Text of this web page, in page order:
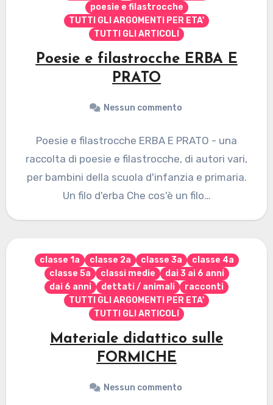
poesie e filastrocche
TUTTI GLI ARGOMENTI PER ETA'
TUTTI GLI ARTICOLI
Poesie e filastrocche ERBA E
PRATO
Nessun commento
Poesie e filastrocche ERBA E PRATO - una
raccolta di poesie e filastrocche, di autori vari,
per bambini della scuola d'infanzia e primaria.
Un filo d'erba Che cos'è un filo…
classe 1a classe 2a classe 3a
classe 4a
classe 5a
classi medie
dai 3 ai 6 anni
dai 6 anni
dettati / animali
racconti
TUTTI GLI ARGOMENTI PER ETA'
TUTTI GLI ARTICOLI
Materiale didattico sulle
FORMICHE
Nessun commento